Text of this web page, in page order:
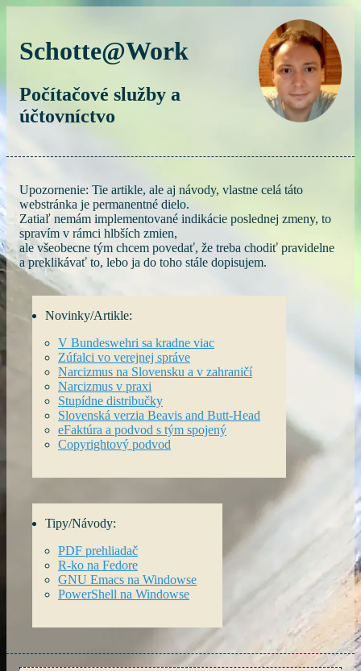
Schotte@Work
Počítačové služby a
účtovníctvo
Upozornenie: Tie artikle, ale aj návody, vlastne celá táto
webstránka je permanentné dielo.
Zatiaľ nemám implementované indikácie poslednej zmeny, to
spravím v rámci hlbších zmien,
ale všeobecne tým chcem povedať, že treba chodiť pravidelne
a preklikávať to, lebo ja do toho stále dopisujem.
Novinky/Artikle:
V Bundeswehri sa kradne viac
Zúfalci vo verejnej správe
Narcizmus na Slovensku a v zahraničí
Narcizmus v praxi
Stupídne distribučky
Slovenská verzia Beavis and Butt-Head
eFaktúra a podvod s tým spojený
Copyrightový podvod
Tipy/Návody:
PDF prehliadač
R-ko na Fedore
GNU Emacs na Windowse
PowerShell na Windowse